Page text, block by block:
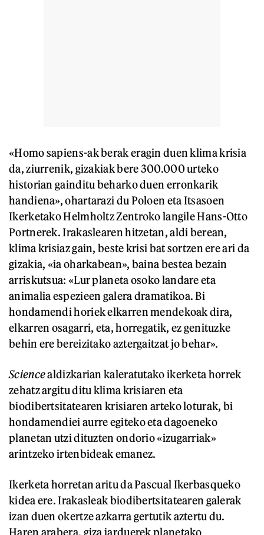
«Homo sapiens-ak berak eragin duen klima krisia
da, ziurrenik, gizakiak bere 300.000 urteko
historian gainditu beharko duen erronkarik
handiena», ohartarazi du Poloen eta Itsasoen
Ikerketako Helmholtz Zentroko langile Hans-Otto
Portnerek. Irakaslearen hitzetan, aldi berean,
klima krisiaz gain, beste krisi bat sortzen ere ari da
gizakia, «ia oharkabean», baina bestea bezain
arriskutsua: «Lur planeta osoko landare eta
animalia espezieen galera dramatikoa. Bi
hondamendi horiek elkarren mendekoak dira,
elkarren osagarri, eta, horregatik, ez genituzke
behin ere bereizitako aztergaitzat jo behar».
Sciencealdizkarian kaleratutako ikerketa horrek
zehatz argitu ditu klima krisiaren eta
biodibertsitatearen krisiaren arteko loturak, bi
hondamendiei aurre egiteko eta dagoeneko
planetan utzi dituzten ondorio «izugarriak»
arintzeko irtenbideak emanez.
Ikerketa horretan aritu da Pascual Ikerbasqueko
kidea ere. Irakasleak biodibertsitatearen galerak
izan duen okertze azkarra gertutik aztertu du.
Haren arabera, giza jarduerek planetako